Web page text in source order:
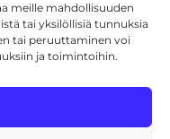
meille mahdollisuuden
tai yksilöllisiä tunnuksia
tai peruuttaminen voi
ja toimintoihin.